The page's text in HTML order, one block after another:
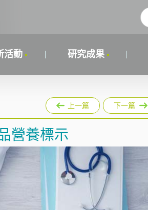
活動 研究成果
上一篇 下一篇
營養標示